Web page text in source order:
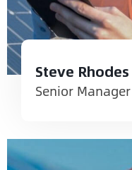
Steve Rhodes
Senior Manager